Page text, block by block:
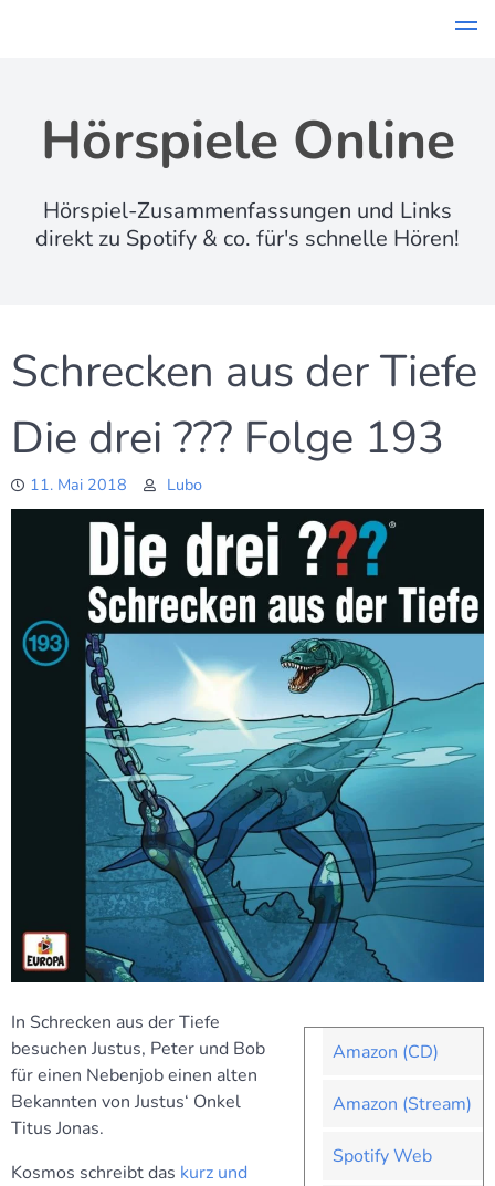
Hörspiele Online
Hörspiel-Zusammenfassungen und Links
direkt zu Spotify & co. für's schnelle Hören!
Schrecken aus der Tiefe
Die drei ??? Folge 193
11. Mai 2018 Lubo
Amazon (CD)
Amazon (Stream)
Spotify Web
In Schrecken aus der Tiefe
besuchen Justus, Peter und Bob
für einen Nebenjob einen alten
Bekannten von Justus‘ Onkel
Titus Jonas.
Kosmos schreibt das kurz und